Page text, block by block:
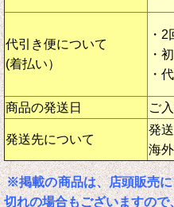
代引き便について
(着払い）
・
・
・
商品の発送日 ご
発送先について
発
海
※掲載の商品は、店頭販売
切れの場合もございますので